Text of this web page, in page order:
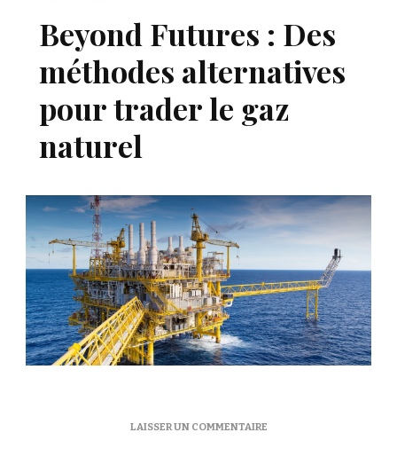
Beyond Futures : Des
méthodes alternatives
pour trader le gaz
naturel
LAISSER UN COMMENTAIRESUR